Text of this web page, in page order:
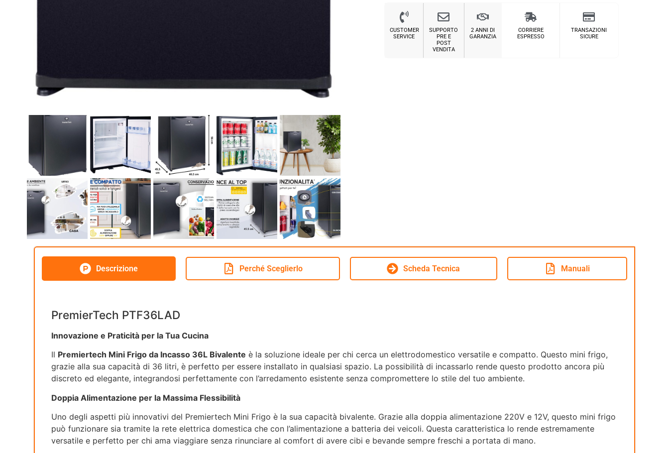
CUSTOMER
SERVICE
SUPPORTO
PRE E
POST
VENDITA
2 ANNI DI
GARANZIA
CORRIERE
ESPRESSO
TRANSAZIONI
SICURE
Descrizione Perché Sceglierlo Scheda Tecnica Manuali
PremierTech PTF36LAD
Innovazione e Praticità per la Tua Cucina
Il Premiertech Mini Frigo da Incasso 36L Bivalente è la soluzione ideale per chi cerca un elettrodomestico versatile e compatto. Questo mini frigo,
grazie alla sua capacità di 36 litri, è perfetto per essere installato in qualsiasi spazio. La possibilità di incassarlo rende questo prodotto ancora più
discreto ed elegante, integrandosi perfettamente con l’arredamento esistente senza compromettere lo stile del tuo ambiente.
Doppia Alimentazione per la Massima Flessibilità
Uno degli aspetti più innovativi del Premiertech Mini Frigo è la sua capacità bivalente. Grazie alla doppia alimentazione 220V e 12V, questo mini frigo
può funzionare sia tramite la rete elettrica domestica che con l’alimentazione a batteria dei veicoli. Questa caratteristica lo rende estremamente
versatile e perfetto per chi ama viaggiare senza rinunciare al comfort di avere cibi e bevande sempre freschi a portata di mano.